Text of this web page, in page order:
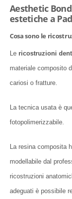
Aesthetic
estetiche a
Cosa sono le
Le ricostruzioni
materiale composito
cariosi o fratture.
La tecnica usata è
fotopolimerizzabile.
La resina composita
modellabile dal
ricostruzioni
adeguati è possibile